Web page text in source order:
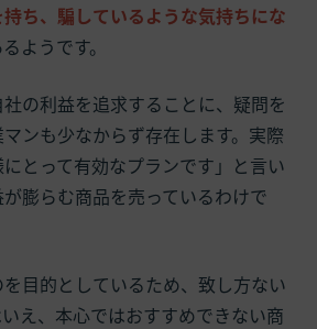
ち、騙しているような気持ちにな
ようです。
の利益を追求することに、疑問を
ンも少なからず存在します。実際
とって有効なプランです」と言い
膨らむ商品を売っているわけで
目的としているため、致し方ない
え、本心ではおすすめできない商